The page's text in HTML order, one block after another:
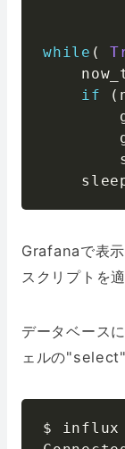
while (
if
(
Grafanaで表
スクリプトを
データベース
ェルの"select"
$ influx